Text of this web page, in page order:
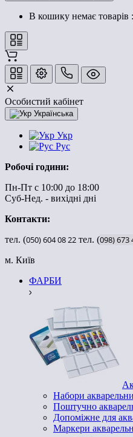
В кошику немає товарів
Особистий кабінет
Українська
Укр
Рус
Робочі години:
Пн-Пт с 10:00 до 18:00
Суб-Нед. - вихідні дні
Контакти:
тел. (050)6040822 тел. (098)673
м. Київ
ФАРБИ
Набори
Поштучно
Допоміжне для
Маркери